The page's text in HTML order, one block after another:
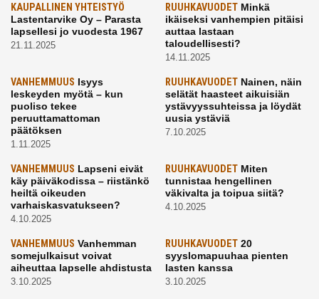
KAUPALLINEN YHTEISTYÖ
Lastentarvike Oy – Parasta
lapsellesi jo vuodesta 1967
21.11.2025
RUUHKAVUODETMinkä
ikäiseksi vanhempien pitäisi
auttaa lastaan
taloudellisesti?
14.11.2025
VANHEMMUUS Isyys
leskeyden myötä – kun
puoliso tekee
peruuttamattoman
päätöksen
1.11.2025
RUUHKAVUODETNainen, näin
selätät haasteet aikuisiän
ystävyyssuhteissa ja löydät
uusia ystäviä
7.10.2025
VANHEMMUUS Lapseni eivät
käy päiväkodissa – riistänkö
heiltä oikeuden
varhaiskasvatukseen?
4.10.2025
RUUHKAVUODETMiten
tunnistaa hengellinen
väkivalta ja toipua siitä?
4.10.2025
VANHEMMUUS Vanhemman
somejulkaisut voivat
aiheuttaa lapselle ahdistusta
3.10.2025
RUUHKAVUODET20
syyslomapuuhaa pienten
lasten kanssa
3.10.2025